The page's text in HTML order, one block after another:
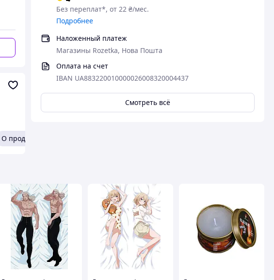
Без переплат*, от 22 ₴/мес.
Подробнее
Наложенный платеж
Магазины Rozetka, Нова Пошта
Оплата на счет
IBAN UA883220010000026008320004437
Смотреть всё
Посмотреть все
О продавце